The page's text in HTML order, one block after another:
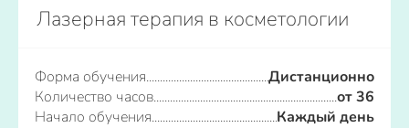
Лазерная терапия в косметологии
Форма обучения
Дистанционно
Количество часов
от 36
Начало обучения
Каждый день